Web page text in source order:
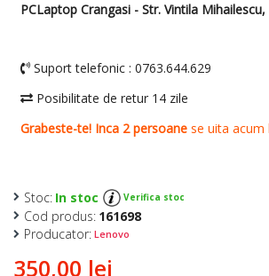
350,00 lei
Stoc: In stoc Verifica stoc
Cod produs: 161698
Producator: Lenovo